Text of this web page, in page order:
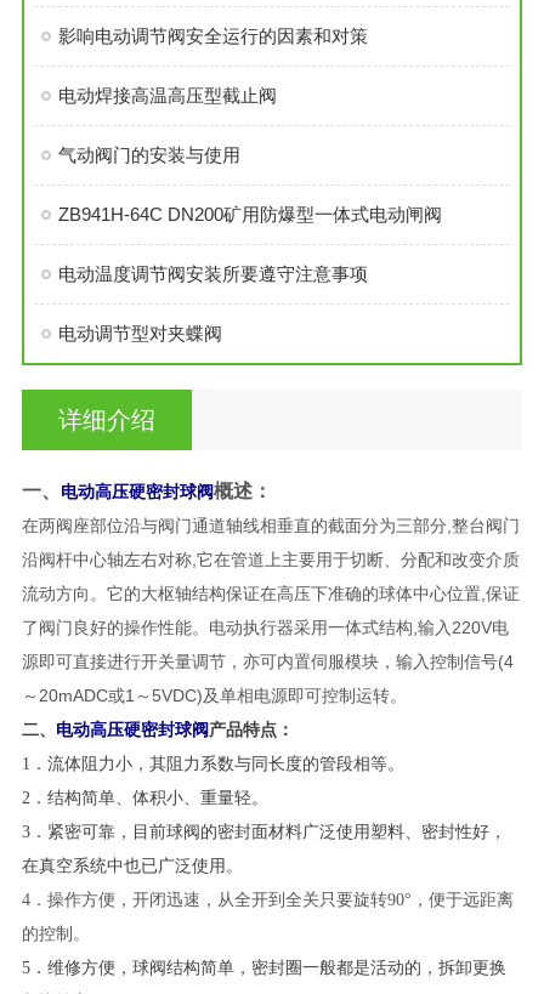
影响电动调节阀安全运行的因素和对策
电动焊接高温高压型截止阀
气动阀门的安装与使用
ZB941H-64C DN200矿用防爆型一体式电动闸阀
电动温度调节阀安装所要遵守注意事项
电动调节型对夹蝶阀
详细介绍
一、 电动高压硬密封球阀概述：
在两阀座部位沿与阀门通道轴线相垂直的截面分为三部分,整台阀门
沿阀杆中心轴左右对称,它在管道上主要用于切断、分配和改变介质
流动方向。它的大枢轴结构保证在高压下准确的球体中心位置,保证
了阀门良好的操作性能。电动执行器采用一体式结构,输入220V电
源即可直接进行开关量调节，亦可内置伺服模块，输入控制信号(4
～20mADC或1～5VDC)及单相电源即可控制运转。
二、 电动高压硬密封球阀产品特点：
1．流体阻力小，其阻力系数与同长度的管段相等。
2．结构简单、体积小、重量轻。
3．紧密可靠，目前球阀的密封面材料广泛使用塑料、密封性好，
在真空系统中也已广泛使用。
4．操作方便，开闭迅速，从全开到全关只要旋转90°，便于远距离
的控制。
5．维修方便，球阀结构简单，密封圈一般都是活动的，拆卸更换